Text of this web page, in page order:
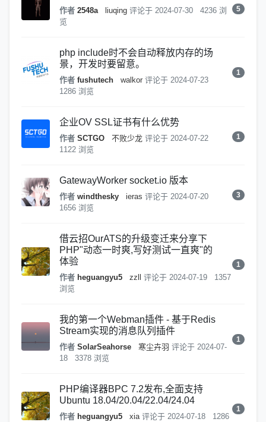
作者 2548a liuqing 评论于 2024-07-30
4236 浏
览
5
php include时不会自动释放内存的场
景，开发时要留意。
作者 fushutech walkor 评论于 2024-07-23
1286 浏览
1
企业OV SSL证书有什么优势
作者 SCTGO 不败少龙 评论于 2024-07-22
1122 浏览
1
GatewayWorker socket.io 版本
作者 windthesky ieras 评论于 2024-07-20
1656 浏览
3
借云招OurATS的升级变迁来分享下
PHP"动态一时爽,写好测试一直爽"的
体验
作者 heguangyu5 zzll 评论于 2024-07-19
1357
浏览
1
我的第一个Webman插件 - 基于Redis
Stream实现的消息队列插件
作者 SolarSeahorse 寒尘卉羽 评论于 2024-07-
18
3378 浏览
1
PHP编译器BPC 7.2发布,全面支持
Ubuntu 18.04/20.04/22.04/24.04
作者 heguangyu5 xia评论于 2024-07-18
1286
1